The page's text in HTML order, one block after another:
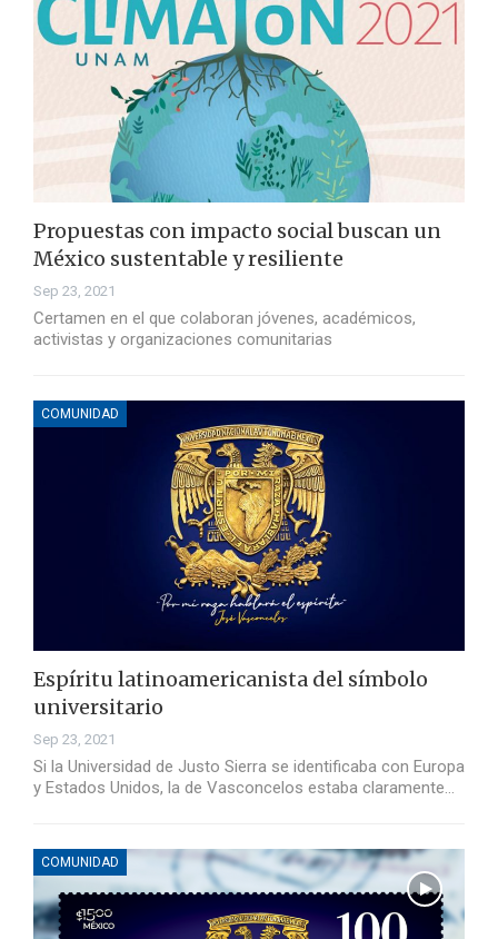
Propuestas con impacto social buscan un
México sustentable y resiliente
Sep 23, 2021
Certamen en el que colaboran jóvenes, académicos,
activistas y organizaciones comunitarias
COMUNIDAD
Espíritu latinoamericanista del símbolo
universitario
Sep 23, 2021
Si la Universidad de Justo Sierra se identificaba con Europa
y Estados Unidos, la de Vasconcelos estaba claramente…
COMUNIDAD